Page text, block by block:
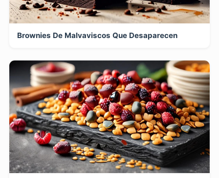
Brownies De Malvaviscos Que Desaparecen